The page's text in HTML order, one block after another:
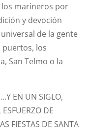
marineros por
y devoción
de la gente
puertos, los
San Telmo o la
EN UN SIGLO,
ESFUERZO DE
FIESTAS DE SANTA